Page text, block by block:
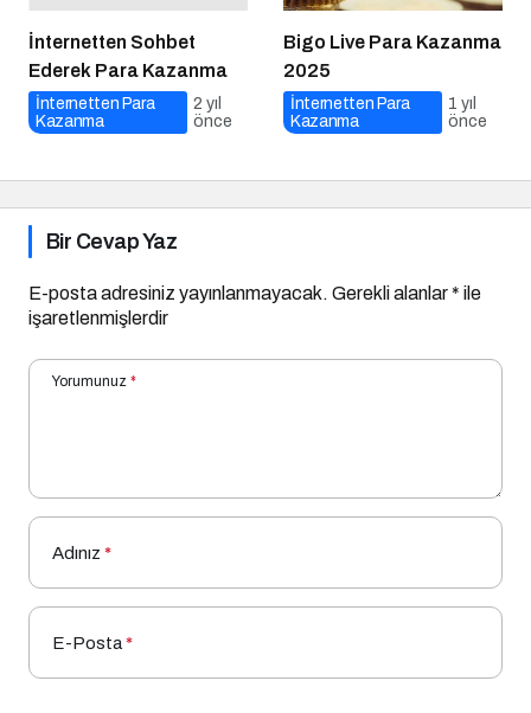
İnternetten Sohbet
Ederek Para Kazanma
İnternetten Para
Kazanma
2 yıl
önce
Bigo Live Para Kazanma
2025
İnternetten Para
Kazanma
önce
Bir Cevap Yaz
işaretlenmişlerdir
Yorumunuz*